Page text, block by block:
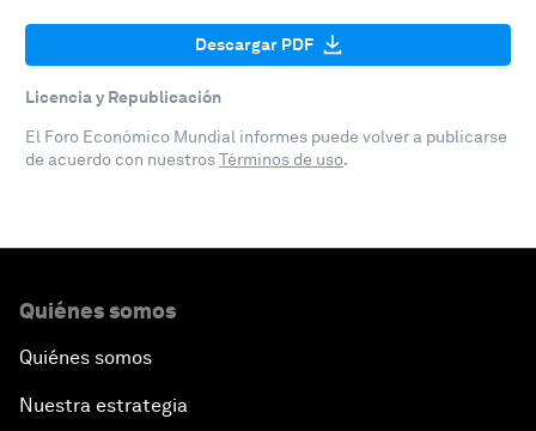
Descargar PDF
Licencia y Republicación
El Foro Económico Mundial informes puede volver a publicarse
de acuerdo con nuestrosTérminos de uso.
Quiénes somos
Quiénes somos
Nuestra estrategia